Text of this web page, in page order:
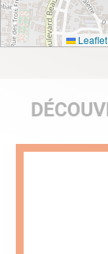
Leaflet